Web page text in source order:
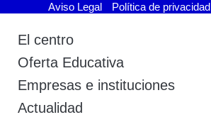
Aviso Legal Política de privacidad
El centro
Oferta Educativa
Empresas e instituciones
Actualidad